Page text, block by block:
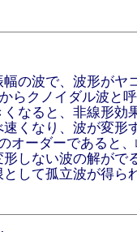
の波で、波形がヤ
らクノイダル波と
なると、非線形効
くなり、波が変形
オーダーであると
しない波の解がで
して孤立波が得ら